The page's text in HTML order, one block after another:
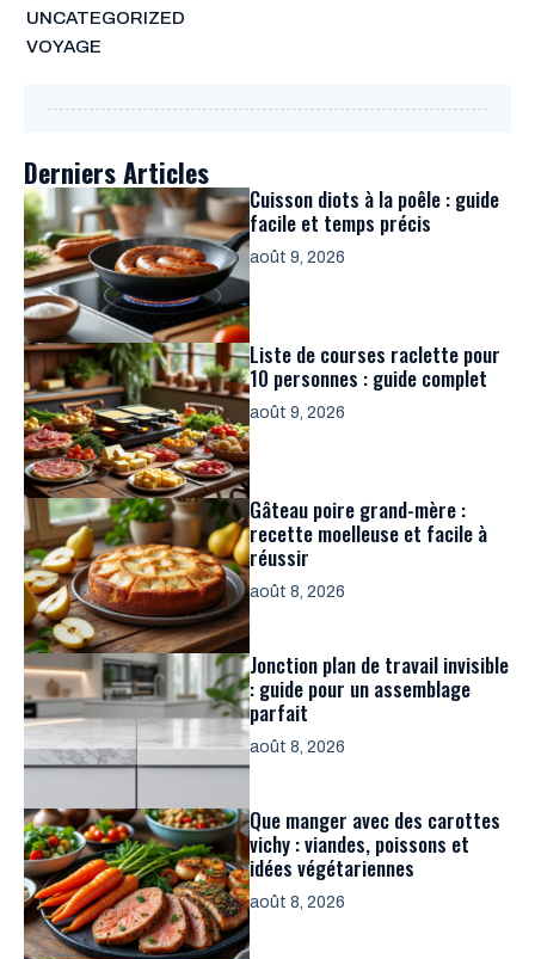
UNCATEGORIZED
VOYAGE
Derniers Articles
Cuisson diots à la poêle : guide
facile et temps précis
août 9, 2026
Liste de courses raclette pour
10 personnes : guide complet
août 9, 2026
Gâteau poire grand-mère :
recette moelleuse et facile à
réussir
août 8, 2026
Jonction plan de travail invisible
: guide pour un assemblage
parfait
août 8, 2026
Que manger avec des carottes
vichy : viandes, poissons et
idées végétariennes
août 8, 2026